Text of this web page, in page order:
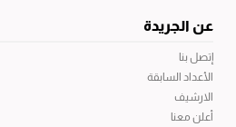
عن الجريدة
إتصل بنا
الأعداد السابقة
الارشيف
أعلن معنا